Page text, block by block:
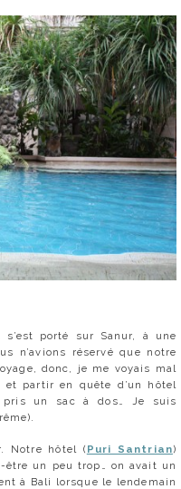
porté sur Sanur, à une
n’avions réservé que notre
donc, je me voyais mal
partir en quête d’un hôtel
un sac à dos… Je suis
Notre hôtel ( Puri Santrian)
un peu trop… on avait un
à Bali lorsque le lendemain